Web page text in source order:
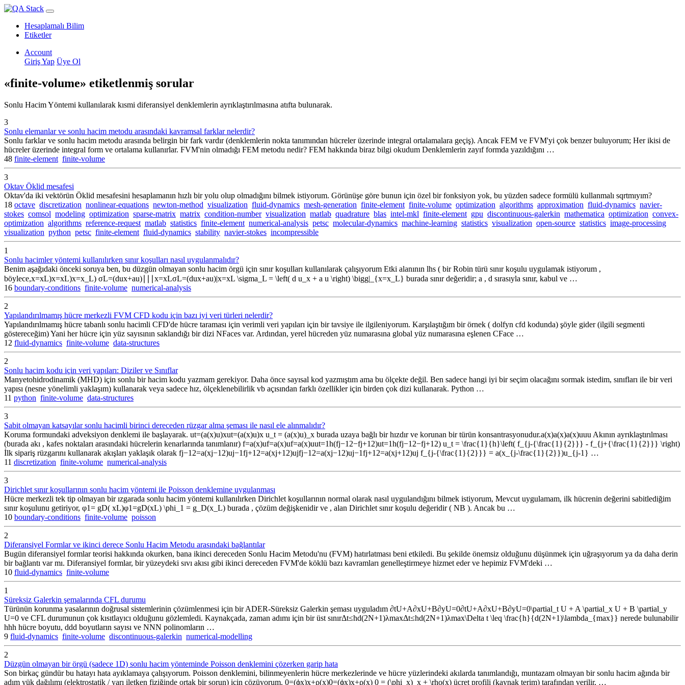
Hesaplamalı Bilim
Etiketler
Account
Giriş Yap Üye Ol
«finite-volume» etiketlenmiş sorular
Sonlu Hacim Yöntemi kullanılarak kısmi diferansiyel denklemlerin ayrıklaştırılmasına atıfta bulunarak.
3
Sonlu elemanlar ve sonlu hacim metodu arasındaki kavramsal farklar nelerdir?
Sonlu farklar ve sonlu hacim metodu arasında belirgin bir fark vardır (denklemlerin nokta tanımından hücreler üzerinde integral ortalamalara geçiş). Ancak FEM ve FVM'yi çok benzer buluyorum; Her ikisi de
hücreler üzerinde integral form ve ortalama kullanırlar. FVM'nin olmadığı FEM metodu nedir? FEM hakkında biraz bilgi okudum Denklemlerin zayıf formda yazıldığını …
48 finite-element finite-volume
3
Oktav Öklid mesafesi
Oktav'da iki vektörün Öklid mesafesini hesaplamanın hızlı bir yolu olup olmadığını bilmek istiyorum. Görünüşe göre bunun için özel bir fonksiyon yok, bu yüzden sadece formülü kullanmalı sqrtmıyım?
18 octave discretization nonlinear-equations newton-method visualization fluid-dynamics mesh-generation finite-element finite-volume optimization algorithms approximation fluid-dynamics navier-
stokes comsol modeling optimization sparse-matrix matrix condition-number visualization matlab quadrature blas intel-mkl finite-element gpu discontinuous-galerkin mathematica optimization convex-
optimization algorithms reference-request matlab statistics finite-element numerical-analysis petsc molecular-dynamics machine-learning statistics visualization open-source statistics image-processing
visualization python petsc finite-element fluid-dynamics stability navier-stokes incompressible
1
Sonlu hacimler yöntemi kullanılırken sınır koşulları nasıl uygulanmalıdır?
Benim aşağıdaki önceki soruya ben, bu düzgün olmayan sonlu hacim örgü için sınır koşulları kullanılarak çalışıyorum Etki alanının lhs ( bir Robin türü sınır koşulu uygulamak istiyorum ,
böylece,x=xL)x=xL)x=x_L) σL=(dux+au)∣∣∣x=xLσL=(dux+au)|x=xL \sigma_L = \left( d u_x + a u \right) \bigg|_{x=x_L} burada sınır değeridir; a , d sırasıyla sınır, kabul ve …
16 boundary-conditions finite-volume numerical-analysis
2
Yapılandırılmamış hücre merkezli FVM CFD kodu için bazı iyi veri türleri nelerdir?
Yapılandırılmamış hücre tabanlı sonlu hacimli CFD'de hücre taraması için verimli veri yapıları için bir tavsiye ile ilgileniyorum. Karşılaştığım bir örnek ( dolfyn cfd kodunda) şöyle gider (ilgili segmenti
göstereceğim) Yani her hücre için yüz sayısının saklandığı bir dizi NFaces var. Ardından, yerel hücreden yüz numarasına global yüz numarasına eşlenen CFace …
12 fluid-dynamics finite-volume data-structures
2
Sonlu hacim kodu için veri yapıları: Diziler ve Sınıflar
Manyetohidrodinamik (MHD) için sonlu bir hacim kodu yazmam gerekiyor. Daha önce sayısal kod yazmıştım ama bu ölçekte değil. Ben sadece hangi iyi bir seçim olacağını sormak istedim, sınıfları ile bir veri
yapısı (nesne yönelimli yaklaşım) kullanarak veya sadece hız, ölçeklenebilirlik vb açısından farklı özellikler için birden çok dizi kullanarak. Python …
11 python finite-volume data-structures
3
Sabit olmayan katsayılar sonlu hacimli birinci dereceden rüzgar alma şeması ile nasıl ele alınmalıdır?
Koruma formundaki adveksiyon denklemi ile başlayarak. ut=(a(x)u)xut=(a(x)u)x u_t = (a(x)u)_x burada uzaya bağlı bir hızdır ve korunan bir türün konsantrasyonudur.a(x)a(x)a(x)uuu Akının ayrıklaştırılması
(burada akı , kafes noktaları arasındaki hücrelerin kenarlarında tanımlanır) f=a(x)uf=a(x)uf=a(x)uut=1h(fj−12−fj+12)ut=1h(fj−12−fj+12) u_t = \frac{1}{h}\left( f_{j-{\frac{1}{2}}} - f_{j+{\frac{1}{2}}} \right)
İlk sipariş rüzgarını kullanarak akışları yaklaşık olarak fj−12=a(xj−12)uj−1fj+12=a(xj+12)ujfj−12=a(xj−12)uj−1fj+12=a(xj+12)uj f_{j-{\frac{1}{2}}} = a(x_{j-\frac{1}{2}})u_{j-1} …
11 discretization finite-volume numerical-analysis
3
Dirichlet sınır koşullarının sonlu hacim yöntemi ile Poisson denklemine uygulanması
Hücre merkezli tek tip olmayan bir ızgarada sonlu hacim yöntemi kullanılırken Dirichlet koşullarının normal olarak nasıl uygulandığını bilmek istiyorum, Mevcut uygulamam, ilk hücrenin değerini sabitlediğim
sınır koşulunu getiriyor, φ1= gD( xL)φ1=gD(xL) \phi_1 = g_D(x_L) burada , çözüm değişkenidir ve , alan Dirichlet sınır koşulu değeridir ( NB ). Ancak bu …
10 boundary-conditions finite-volume poisson
2
Diferansiyel Formlar ve ikinci derece Sonlu Hacim Metodu arasındaki bağlantılar
Bugün diferansiyel formlar teorisi hakkında okurken, bana ikinci dereceden Sonlu Hacim Metodu'nu (FVM) hatırlatması beni etkiledi. Bu şekilde önemsiz olduğunu düşünmek için uğraşıyorum ya da daha derin
bir bağlantı var mı. Diferansiyel formlar, bir yüzeydeki sıvı akısı gibi ikinci dereceden FVM'de köklü bazı kavramları genelleştirmeye hizmet eder ve hepimiz FVM'deki …
10 fluid-dynamics finite-volume
1
Süreksiz Galerkin şemalarında CFL durumu
Türünün korunma yasalarının doğrusal sistemlerinin çözümlenmesi için bir ADER-Süreksiz Galerkin şeması uyguladım ∂tU+A∂xU+B∂yU=0∂tU+A∂xU+B∂yU=0\partial_t U + A \partial_x U + B \partial_y
U=0 ve CFL durumunun çok kısıtlayıcı olduğunu gözlemledi. Kaynakçada, zaman adımı için bir üst sınırΔt≤hd(2N+1)λmaxΔt≤hd(2N+1)λmax\Delta t \leq \frac{h}{d(2N+1)\lambda_{max}} nerede bulunabilir
hhh hücre boyutu, ddd boyutların sayısı ve NNN polinomların …
9 fluid-dynamics finite-volume discontinuous-galerkin numerical-modelling
2
Düzgün olmayan bir örgü (sadece 1D) sonlu hacim yönteminde Poisson denklemini çözerken garip hata
Son birkaç gündür bu hatayı hata ayıklamaya çalışıyorum. Poisson denklemini, bilinmeyenlerin hücre merkezlerinde ve hücre yüzlerindeki akılarda tanımlandığı, muntazam olmayan bir sonlu hacim ağında bir
adım yük dağılımı (elektrostatik / yarı iletken fiziğinde ortak bir sorun) için çözüyorum. 0=(ϕx)x+ρ(x)0=(ϕx)x+ρ(x) 0 = (\phi_x)_x + \rho(x) ücret profili (kaynak terim) tarafından verilir, …